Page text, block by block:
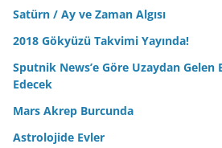
Satürn / Ay ve Zaman Algısı
2018 Gökyüzü Takvimi Yayında!
Sputnik News’e Göre Uzaydan Gelen
Edecek
Mars Akrep Burcunda
Astrolojide Evler